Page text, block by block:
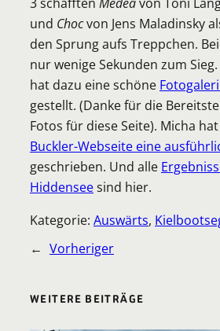
und Chocvon Jens Maladinsky
den Sprung aufs Treppchen.
nur wenige Sekunden zum
hat dazu eine schöne
gestellt. (Danke für die
Fotos für diese Seite). Micha
Buckler-Webseite eine
geschrieben. Und alle
Hiddenseesind hier.
Kategorie: Auswärts,
← Vorheriger
WEITERE BEITRÄGE